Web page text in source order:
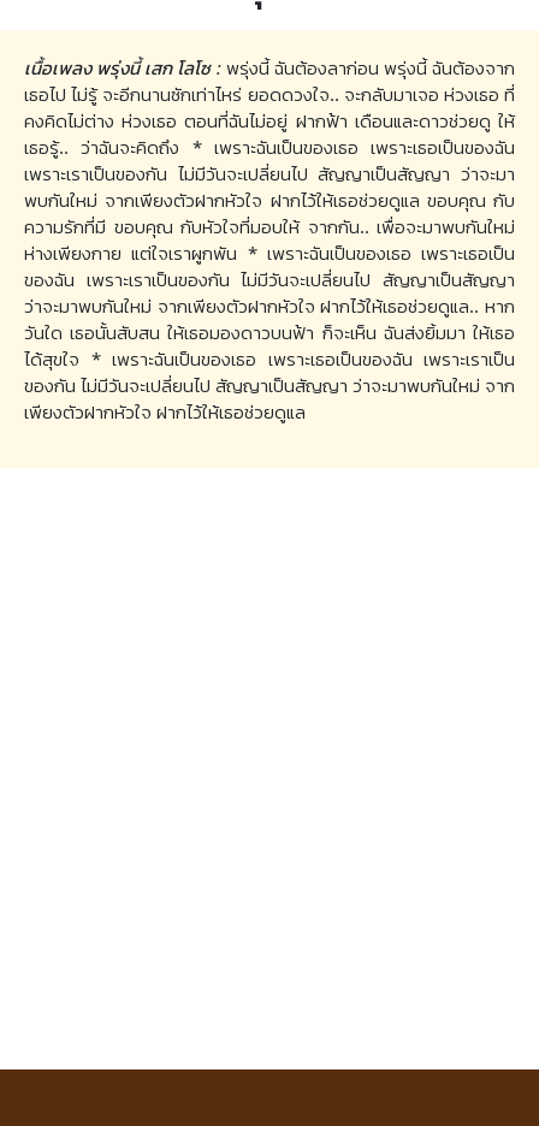
เนื้อเพลง พรุ่งนี้ เสก โลโซ : พรุ่งนี้ ฉันต้องลาก่อน พรุ่งนี้ ฉันต้องจาก
เธอไป ไม่รู้ จะอีกนานซักเท่าไหร่ ยอดดวงใจ.. จะกลับมาเจอ ห่วงเธอ ที่
คงคิดไม่ต่าง ห่วงเธอ ตอนที่ฉันไม่อยู่ ฝากฟ้า เดือนและดาวช่วยดู ให้
เธอรู้.. ว่าฉันจะคิดถึง * เพราะฉันเป็นของเธอ เพราะเธอเป็นของฉัน
เพราะเราเป็นของกัน ไม่มีวันจะเปลี่ยนไป สัญญาเป็นสัญญา ว่าจะมา
พบกันใหม่ จากเพียงตัวฝากหัวใจ ฝากไว้ให้เธอช่วยดูแล ขอบคุณ กับ
ความรักที่มี ขอบคุณ กับหัวใจที่มอบให้ จากกัน.. เพื่อจะมาพบกันใหม่
ห่างเพียงกาย แต่ใจเราผูกพัน * เพราะฉันเป็นของเธอ เพราะเธอเป็น
ของฉัน เพราะเราเป็นของกัน ไม่มีวันจะเปลี่ยนไป สัญญาเป็นสัญญา
ว่าจะมาพบกันใหม่ จากเพียงตัวฝากหัวใจ ฝากไว้ให้เธอช่วยดูแล.. หาก
วันใด เธอนั้นสับสน ให้เธอมองดาวบนฟ้า ก็จะเห็น ฉันส่งยิ้มมา ให้เธอ
ได้สุขใจ * เพราะฉันเป็นของเธอ เพราะเธอเป็นของฉัน เพราะเราเป็น
ของกัน ไม่มีวันจะเปลี่ยนไป สัญญาเป็นสัญญา ว่าจะมาพบกันใหม่ จาก
เพียงตัวฝากหัวใจ ฝากไว้ให้เธอช่วยดูแล